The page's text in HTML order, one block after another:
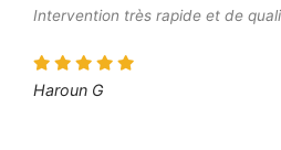
Intervention très rapide et de
Haroun G